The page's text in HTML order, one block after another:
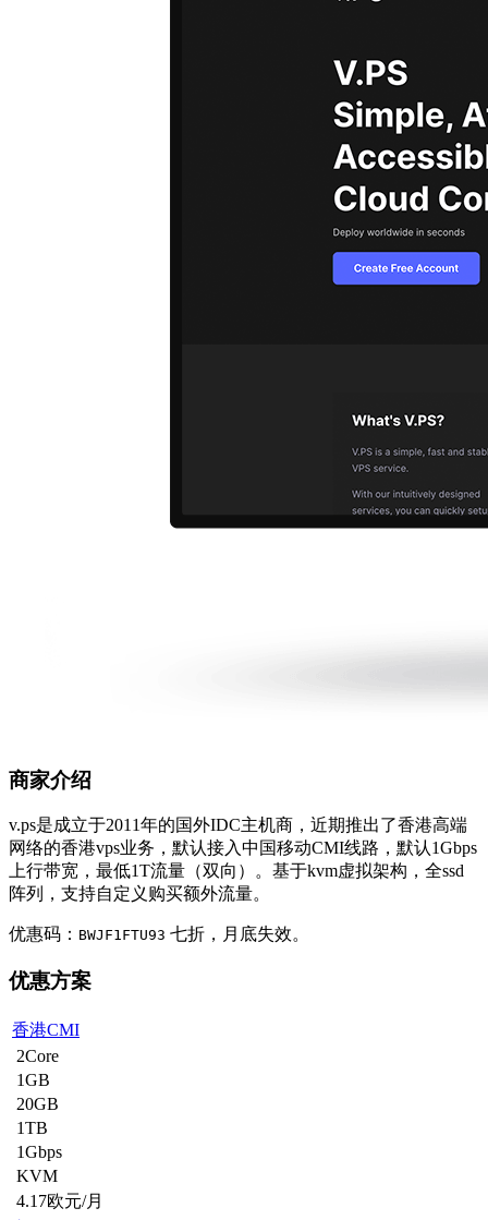
商家介绍
v.ps是成立于2011年的国外IDC主机商，近期推出了香港高端
网络的香港vps业务，默认接入中国移动CMI线路，默认1Gbps
上行带宽，最低1T流量（双向）。基于kvm虚拟架构，全ssd
阵列，支持自定义购买额外流量。
优惠码： BWJF1FTU93 七折，月底失效。
优惠方案
香港CMI
2Core
1GB
20GB
1TB
1Gbps
KVM
4.17欧元/月